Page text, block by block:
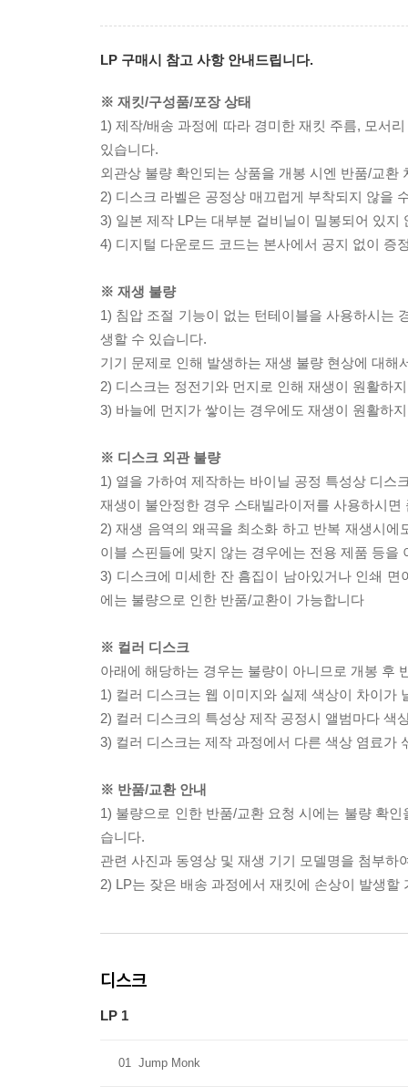
LP 구매시 참고 사항 안내드립니다.
※ 재킷/구성품/포장 상태
1) 제작/배송 과정에 따라 경미한 재킷 주름, 모서
있습니다.
외관상 불량 확인되는 상품을 개봉 시엔 반품/교환
2) 디스크 라벨은 공정상 매끄럽게 부착되지 않을
3) 일본 제작 LP는 대부분 겉비닐이 밀봉되어 있지
4) 디지털 다운로드 코드는 본사에서 공지 없이 증
※ 재생 불량
1) 침압 조절 기능이 없는 턴테이블을 사용하시는
생할 수 있습니다.
기기 문제로 인해 발생하는 재생 불량 현상에 대
2) 디스크는 정전기와 먼지로 인해 재생이 원활하
3) 바늘에 먼지가 쌓이는 경우에도 재생이 원활하
※ 디스크 외관 불량
1) 열을 가하여 제작하는 바이닐 공정 특성상 디스
재생이 불안정한 경우 스태빌라이저를 사용하시
2) 재생 음역의 왜곡을 최소화 하고 반복 재생시
이블 스핀들에 맞지 않는 경우에는 전용 제품 등
3) 디스크에 미세한 잔 흠집이 남아있거나 인쇄
에는 불량으로 인한 반품/교환이 가능합니다
※ 컬러 디스크
아래에 해당하는 경우는 불량이 아니므로 개봉 후
1) 컬러 디스크는 웹 이미지와 실제 색상이 차이가
2) 컬러 디스크의 특성상 제작 공정시 앨범마다 색
3) 컬러 디스크는 제작 과정에서 다른 색상 염료가
※ 반품/교환 안내
1) 불량으로 인한 반품/교환 요청 시에는 불량 확
습니다.
관련 사진과 동영상 및 재생 기기 모델명을 첨부하
2) LP는 잦은 배송 과정에서 재킷에 손상이 발생
디스크
LP 1
01 Jump Monk